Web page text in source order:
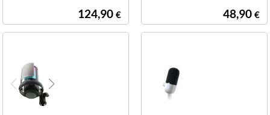
124,90 € 48,90 €